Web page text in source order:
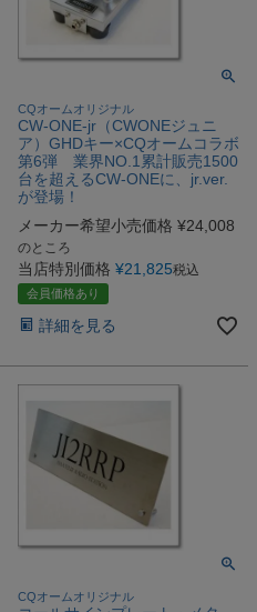
CQオームオリジナル
CW-ONE-jr（CWONEジュニ
ア）GHDキー×CQオームコラボ
第6弾 業界NO.1累計販売1500
台を超えるCW-ONEに、jr.ver.
が登場！
メーカー希望小売価格 ¥24,008
のところ
当店特別価格 ¥21,825税込
会員価格あり
詳細を見る
CQオームオリジナル